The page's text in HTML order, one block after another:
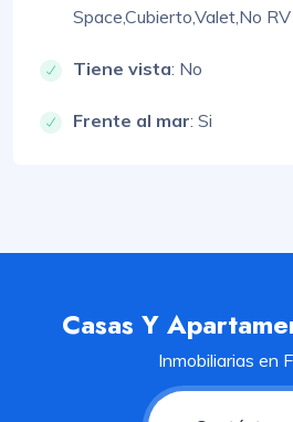
Space,Cubierto,Valet,No
Tiene vista: No
Frente al mar: Si
Casas Y
Inmobiliarias en